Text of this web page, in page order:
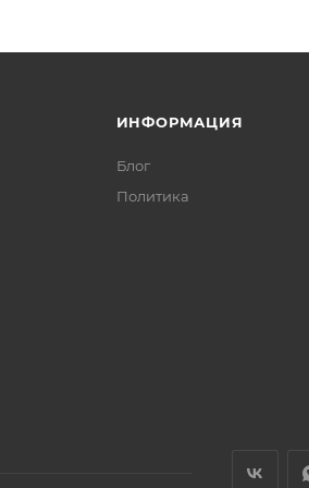
ИНФОРМАЦИЯ
Блог
Политика